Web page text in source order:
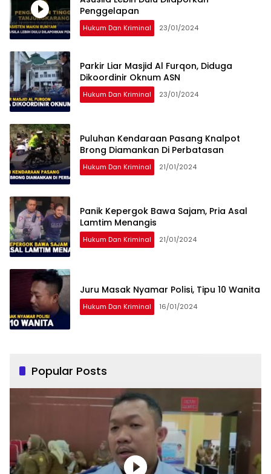
Penggelapan
Hukum Dan Kriminal 23/01/2024
Parkir Liar Masjid Al Furqon, Diduga
Dikoordinir Oknum ASN
Hukum Dan Kriminal 23/01/2024
Puluhan Kendaraan Pasang Knalpot
Brong Diamankan Di Perbatasan
Hukum Dan Kriminal 21/01/2024
Panik Kepergok Bawa Sajam, Pria Asal
Lamtim Menangis
Hukum Dan Kriminal 21/01/2024
Juru Masak Nyamar Polisi, Tipu 10 Wanita
Hukum Dan Kriminal 16/01/2024
Popular Posts